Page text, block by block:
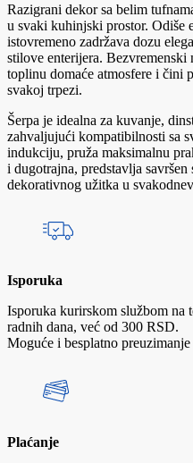
Razigrani dekor sa belim
u svaki kuhinjski prostor.
istovremeno zadržava dozu
stilove enterijera.
toplinu domaće atmosfere i čini
svakoj trpezi.
Šerpa je idealna za kuvanje,
zahvaljujući kompatibilnosti sa
indukciju, pruža maksimalnu
i dugotrajna, predstavlja
dekorativnog užitka u
Isporuka
Isporuka kurirskom službom na
radnih dana, već od 300 RSD.
Moguće i besplatno
Plaćanje